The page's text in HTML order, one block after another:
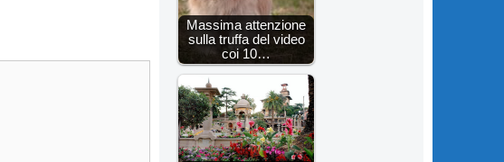
Massima attenzione
sulla truffa del video
coi 10…